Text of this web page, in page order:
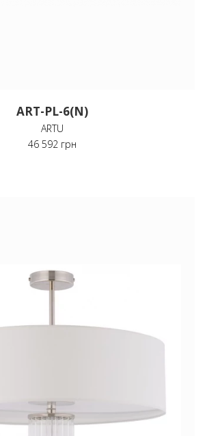
ART-PL-6(N)
ARTU
46 592 грн